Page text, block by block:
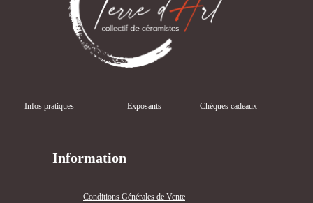
Infos pratiques Exposants Chèques cadeaux
Information
Conditions Générales de Vente